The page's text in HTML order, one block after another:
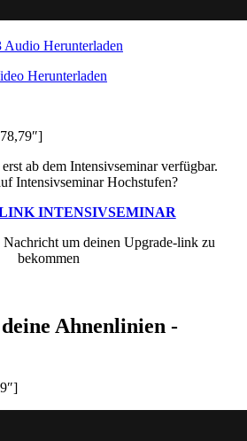
Audio Herunterladen
Herunterladen
ab dem Intensivseminar verfügbar.
Intensivseminar Hochstufen?
INTENSIVSEMINAR
Nachricht um deinen Upgrade-link zu
bekommen
Ahnenlinien -